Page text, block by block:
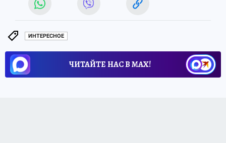
ИНТЕРЕСНОЕ
ЧИТАЙТЕ НАС В МАХ!